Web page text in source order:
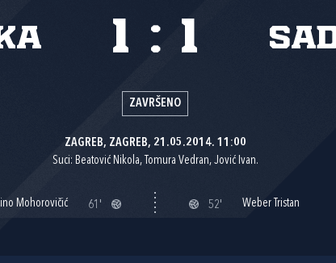
1 : 1
ZAVRŠENO
ZAGREB, ZAGREB, 21.05.2014. 11:00
Suci: Beatović Nikola, Tomura Vedran, Jović Ivan.
Mohorovičić 61' 52' Weber Tristan